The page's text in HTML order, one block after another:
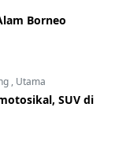
Borneo
, Utama
SUV di